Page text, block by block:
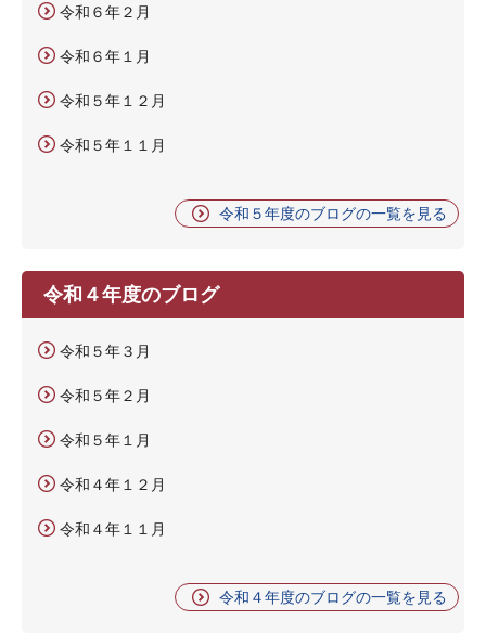
令和６年２月
令和６年１月
令和５年１２月
令和５年１１月
令和５年度のブログの一覧を見る
令和４年度のブログ
令和５年３月
令和５年２月
令和５年１月
令和４年１２月
令和４年１１月
令和４年度のブログの一覧を見る